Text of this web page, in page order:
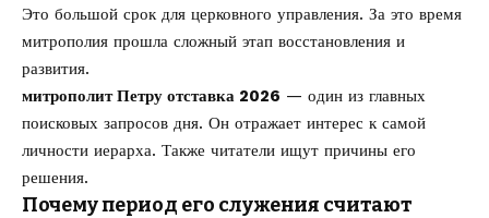
Это большой срок для церковного управления. За это время
митрополия прошла сложный этап восстановления и
развития.
митрополит Петру отставка 2026 — один из главных
поисковых запросов дня. Он отражает интерес к самой
личности иерарха. Также читатели ищут причины его
решения.
Почему период его служения считают